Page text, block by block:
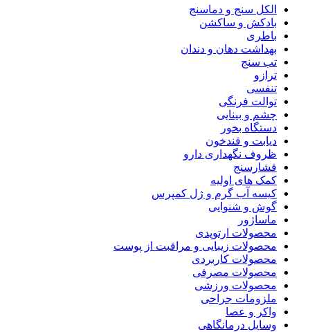
الکل سنج و دماسنج
بادکش و ساکشن
باطری
بهداشت دهان و دندان
تب سنج
ترازو
تنفسی
توالت فرنگی
چشم و بینایی
دستگاه بخور
دیابت و قندخون
ظروف نگهداری دارو
فشارسنج
کمک های اولیه
کیسه آب گرم و ژل کمپرس
گوش و شنوایی
ماساژور
محصولات ارتوپدی
محصولات زیبایی و مراقبت از پوست
محصولات کاربردی
محصولات مصرفی
محصولات ورزشی
ملزومات جراحی
واکر و عصا
وسایل درمانگاهی